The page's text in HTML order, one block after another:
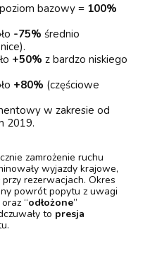
bazowy = 100%
-75% średnio
+50% z bardzo niskiego
+80% (częściowe
w zakresie od
2019.
zamrożenie ruchu
wyjazdy krajowe,
rezerwacjach. Okres
powrót popytu z uwagi
“odłożone”
to presja